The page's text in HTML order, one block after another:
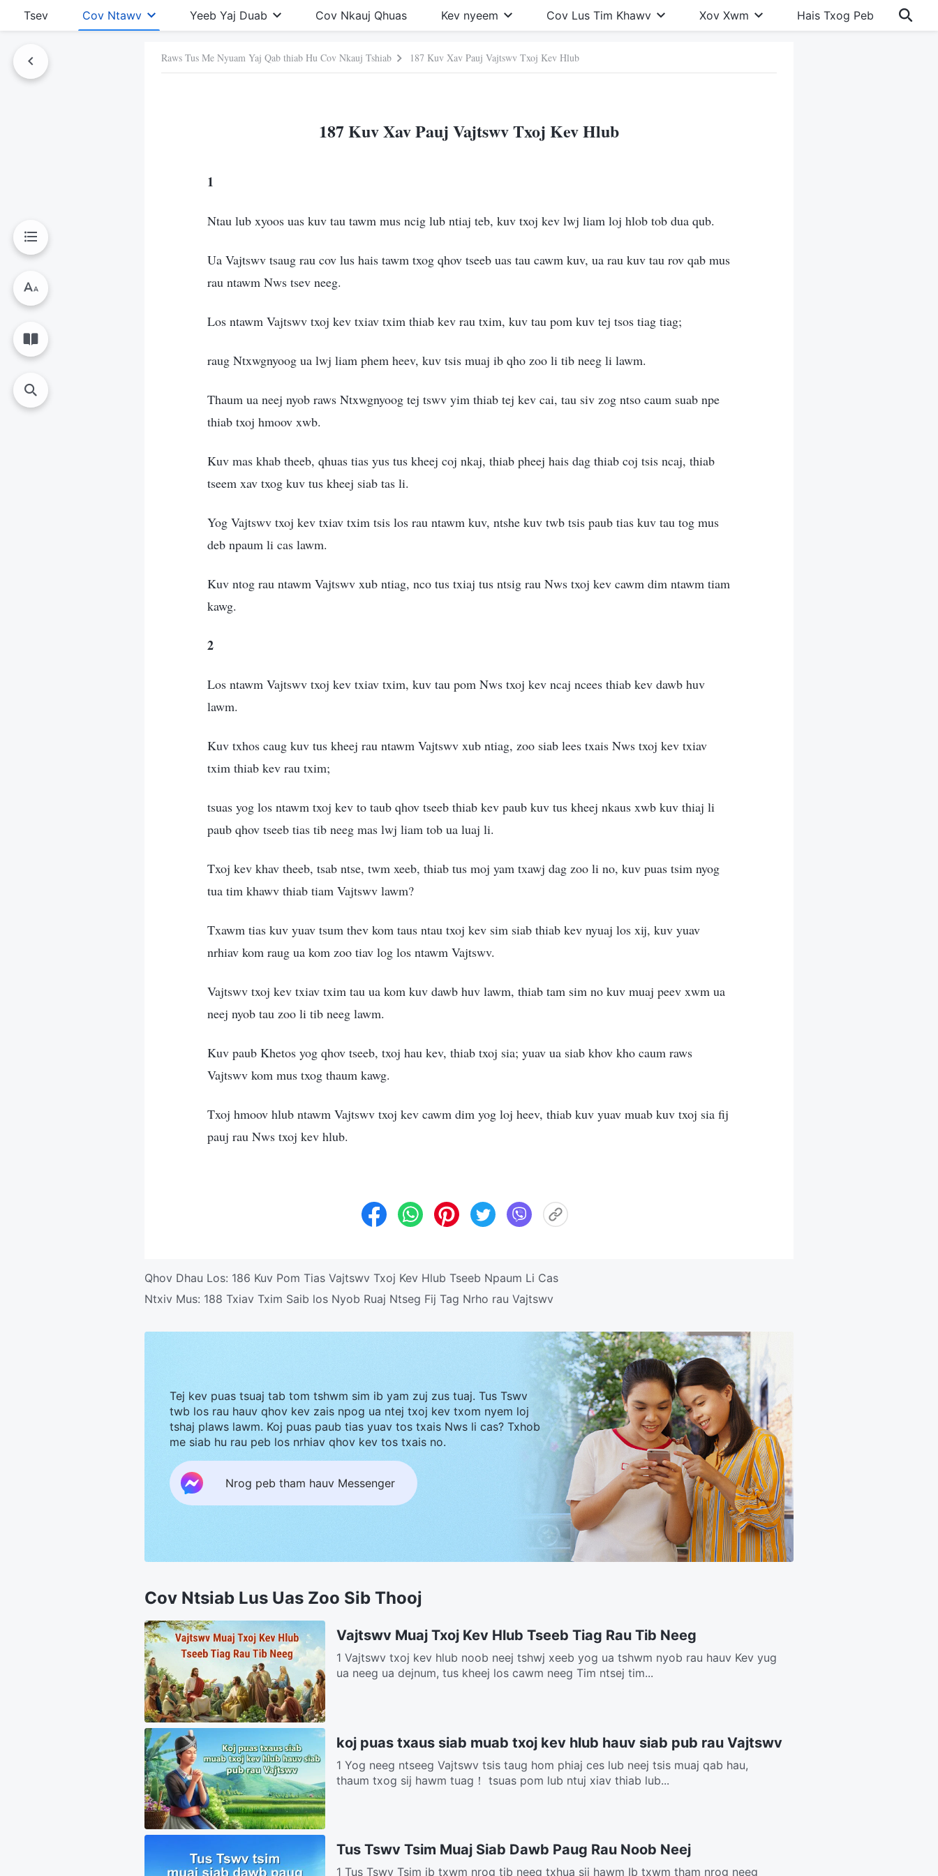
Tsev Cov Ntawv Yeeb Yaj Duab Cov Nkauj Qhuas Kev nyeem Cov Lus Tim Khawv Xov Xwm Hais Txog Peb
Raws Tus Me Nyuam Yaj Qab thiab Hu Cov Nkauj Tshiab 187 Kuv Xav Pauj Vajtswv Txoj Kev Hlub
187 Kuv Xav Pauj Vajtswv Txoj Kev Hlub
1
Ntau lub xyoos uas kuv tau tawm mus ncig lub ntiaj teb, kuv txoj kev lwj liam loj hlob tob dua qub.
Ua Vajtswv tsaug rau cov lus hais tawm txog qhov tseeb uas tau cawm kuv, ua rau kuv tau rov qab mus
rau ntawm Nws tsev neeg.
Los ntawm Vajtswv txoj kev txiav txim thiab kev rau txim, kuv tau pom kuv tej tsos tiag tiag;
raug Ntxwgnyoog ua lwj liam phem heev, kuv tsis muaj ib qho zoo li tib neeg li lawm.
Thaum ua neej nyob raws Ntxwgnyoog tej tswv yim thiab tej kev cai, tau siv zog ntso caum suab npe
thiab txoj hmoov xwb.
Kuv mas khab theeb, qhuas tias yus tus kheej coj nkaj, thiab pheej hais dag thiab coj tsis ncaj, thiab
tseem xav txog kuv tus kheej siab tas li.
Yog Vajtswv txoj kev txiav txim tsis los rau ntawm kuv, ntshe kuv twb tsis paub tias kuv tau tog mus
deb npaum li cas lawm.
Kuv ntog rau ntawm Vajtswv xub ntiag, nco tus txiaj tus ntsig rau Nws txoj kev cawm dim ntawm tiam
kawg.
2
Los ntawm Vajtswv txoj kev txiav txim, kuv tau pom Nws txoj kev ncaj ncees thiab kev dawb huv
lawm.
Kuv txhos caug kuv tus kheej rau ntawm Vajtswv xub ntiag, zoo siab lees txais Nws txoj kev txiav
txim thiab kev rau txim;
tsuas yog los ntawm txoj kev to taub qhov tseeb thiab kev paub kuv tus kheej nkaus xwb kuv thiaj li
paub qhov tseeb tias tib neeg mas lwj liam tob ua luaj li.
Txoj kev khav theeb, tsab ntse, twm xeeb, thiab tus moj yam txawj dag zoo li no, kuv puas tsim nyog
tua tim khawv thiab tiam Vajtswv lawm?
Txawm tias kuv yuav tsum thev kom taus ntau txoj kev sim siab thiab kev nyuaj los xij, kuv yuav
nrhiav kom raug ua kom zoo tiav log los ntawm Vajtswv.
Vajtswv txoj kev txiav txim tau ua kom kuv dawb huv lawm, thiab tam sim no kuv muaj peev xwm ua
neej nyob tau zoo li tib neeg lawm.
Kuv paub Khetos yog qhov tseeb, txoj hau kev, thiab txoj sia; yuav ua siab khov kho caum raws
Vajtswv kom mus txog thaum kawg.
Txoj hmoov hlub ntawm Vajtswv txoj kev cawm dim yog loj heev, thiab kuv yuav muab kuv txoj sia fij
pauj rau Nws txoj kev hlub.
Qhov Dhau Los: 186 Kuv Pom Tias Vajtswv Txoj Kev Hlub Tseeb Npaum Li Cas
Ntxiv Mus: 188 Txiav Txim Saib los Nyob Ruaj Ntseg Fij Tag Nrho rau Vajtswv
Tej kev puas tsuaj tab tom tshwm sim ib yam zuj zus tuaj. Tus Tswv
twb los rau hauv qhov kev zais npog ua ntej txoj kev txom nyem loj
tshaj plaws lawm. Koj puas paub tias yuav tos txais Nws li cas? Txhob
me siab hu rau peb los nrhiav qhov kev tos txais no.
Nrog peb tham hauv Messenger
Cov Ntsiab Lus Uas Zoo Sib Thooj
Vajtswv Muaj Txoj Kev Hlub Tseeb Tiag Rau Tib Neeg
1 Vajtswv txoj kev hlub noob neej tshwj xeeb yog ua tshwm nyob rau hauv Kev yug
ua neeg ua dejnum, tus kheej los cawm neeg Tim ntsej tim...
koj puas txaus siab muab txoj kev hlub hauv siab pub rau Vajtswv
1 Yog neeg ntseeg Vajtswv tsis taug hom phiaj ces lub neej tsis muaj qab hau,
thaum txog sij hawm tuag！ tsuas pom lub ntuj xiav thiab lub...
Tus Tswv Tsim Muaj Siab Dawb Paug Rau Noob Neej
1 Tus Tswv Tsim ib txwm nrog tib neeg txhua sij hawm Ib txwm tham nrog neeg